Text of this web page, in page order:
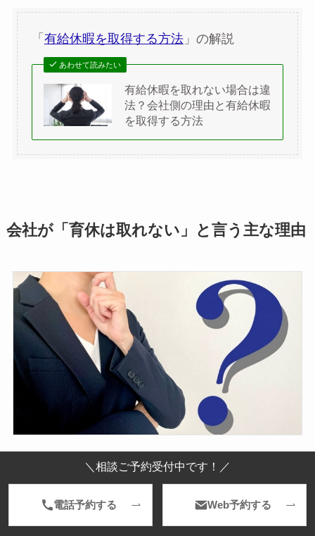
「 有給休暇を取得する方法」の解説
あわせて読みたい
有給休暇を取れない場合は違
法？会社側の理由と有給休暇
を取得する方法
会社が「育休は取れない」と言う主な理由
「育休は取れない」と言われても、会社の知識不
足であるケースもあります。
＼相談ご予約受付中です！／
電話予約する Web予約する